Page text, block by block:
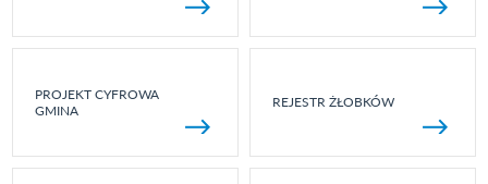
PROJEKT CYFROWA
GMINA
REJESTR ŻŁOBKÓW